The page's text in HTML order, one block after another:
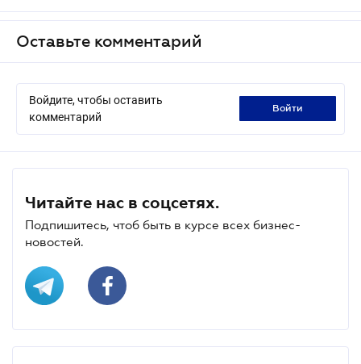
Оставьте комментарий
Войдите, чтобы оставить
комментарий
войти
Читайте нас в соцсетях.
Подпишитесь, чтоб быть в курсе всех бизнес-
новостей.